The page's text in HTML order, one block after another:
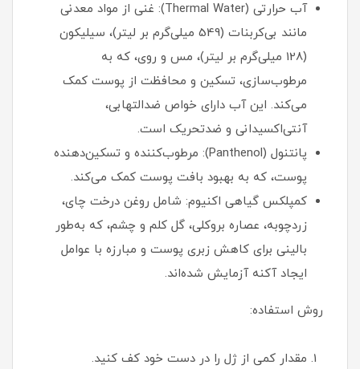
آب حرارتی (Thermal Water): غنی از مواد معدنی
مانند بی‌کربنات (549 میلی‌گرم بر لیتر)، سیلیکون
(128 میلی‌گرم بر لیتر)، مس و روی، که به
مرطوب‌سازی، تسکین و محافظت از پوست کمک
می‌کند. این آب دارای خواص ضدالتهابی،
آنتی‌اکسیدانی و ضدتحریک است.
پانتنول (Panthenol): مرطوب‌کننده و تسکین‌دهنده
پوست، که به بهبود بافت پوست کمک می‌کند.
کمپلکس گیاهی اکنیوم: شامل روغن درخت چای،
زردچوبه، عصاره بروکلی، گل کلم و چشم، که به‌طور
بالینی برای کاهش زبری پوست و مبارزه با عوامل
ایجاد آکنه آزمایش شده‌اند.
روش استفاده:
مقدار کمی از ژل را در دست خود کف کنید.